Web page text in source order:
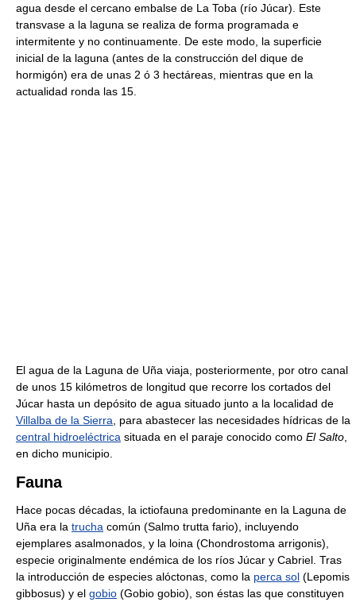
agua desde el cercano embalse de La Toba (río Júcar). Este
transvase a la laguna se realiza de forma programada e
intermitente y no continuamente. De este modo, la superficie
inicial de la laguna (antes de la construcción del dique de
hormigón) era de unas 2 ó 3 hectáreas, mientras que en la
actualidad ronda las 15.
El agua de la Laguna de Uña viaja, posteriormente, por otro canal
de unos 15 kilómetros de longitud que recorre los cortados del
Júcar hasta un depósito de agua situado junto a la localidad de
Villalba de la Sierra , para abastecer las necesidades hídricas de la
central hidroeléctrica situada en el paraje conocido como El Salto
en dicho municipio.
Fauna
Hace pocas décadas, la ictiofauna predominante en la Laguna de
Uña era la trucha común (Salmo trutta fario), incluyendo
ejemplares asalmonados, y la loina (Chondrostoma arrigonis),
especie originalmente endémica de los ríos Júcar y Cabriel. Tras
la introducción de especies alóctonas, como la perca sol (Lepomis
gibbosus) y el gobio (Gobio gobio), son éstas las que constituyen